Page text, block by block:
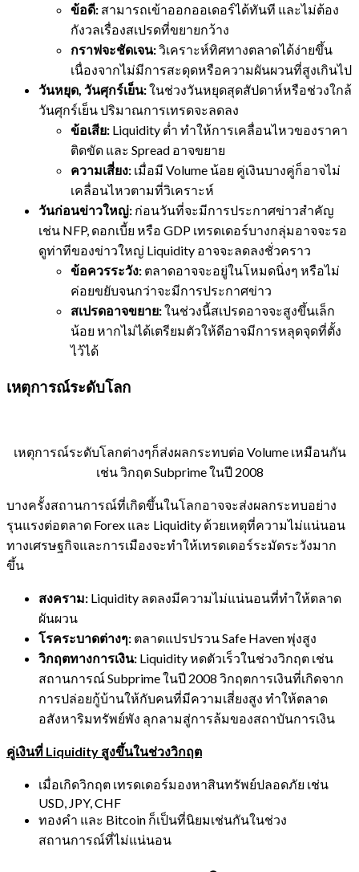
ข้อดี: สามารถเข้าออกออเดอร์ได้ทันที และไม่ต้อง
กังวลเรื่องสเปรดที่ขยายกว้าง
กราฟจะชัดเจน:วิเคราะห์ทิศทางตลาดได้ง่ายขึ้น
เนื่องจากไม่มีการสะดุดหรือความผันผวนที่สูงเกินไป
วันหยุด, วันศุกร์เย็น:ในช่วงวันหยุดสุดสัปดาห์หรือช่วงใกล้
วันศุกร์เย็น ปริมาณการเทรดจะลดลง
ข้อเสีย: Liquidity ต่ำ ทำให้การเคลื่อนไหวของราคา
ติดขัด และ Spread อาจขยาย
ความเสี่ยง: เมื่อมี Volume น้อย คู่เงินบางคู่ก็อาจไม่
เคลื่อนไหวตามที่วิเคราะห์
วันก่อนข่าวใหญ่: ก่อนวันที่จะมีการประกาศข่าวสำคัญ
เช่น NFP, ดอกเบี้ย หรือ GDP เทรดเดอร์บางกลุ่มอาจจะรอ
ดูท่าทีของข่าวใหญ่ Liquidity อาจจะลดลงชั่วคราว
ข้อควรระวัง: ตลาดอาจจะอยู่ในโหมดนิ่งๆ หรือไม่
ค่อยขยับจนกว่าจะมีการประกาศข่าว
สเปรดอาจขยาย:ในช่วงนี้สเปรดอาจจะสูงขึ้นเล็ก
น้อย หากไม่ได้เตรียมตัวให้ดีอาจมีการหลุดจุดที่ตั้ง
ไว้ได้
เหตุการณ์ระดับโลก
เหตุการณ์ระดับโลกต่างๆก็ส่งผลกระทบต่อ Volume เหมือนกัน
เช่น วิกฤต Subprime ในปี 2008
บางครั้งสถานการณ์ที่เกิดขึ้นในโลกอาจจะส่งผลกระทบอย่าง
รุนแรงต่อตลาด Forex และ Liquidity ด้วยเหตุที่ความไม่แน่นอน
ทางเศรษฐกิจและการเมืองจะทำให้เทรดเดอร์ระมัดระวังมาก
ขึ้น
สงคราม: Liquidity ลดลงมีความไม่แน่นอนที่ทำให้ตลาด
ผันผวน
โรคระบาดต่างๆ: ตลาดแปรปรวน Safe Haven พุ่งสูง
วิกฤตทางการเงิน: Liquidity หดตัวเร็วในช่วงวิกฤต เช่น
สถานการณ์ Subprime ในปี 2008 วิกฤตการเงินที่เกิดจาก
การปล่อยกู้บ้านให้กับคนที่มีความเสี่ยงสูง ทำให้ตลาด
อสังหาริมทรัพย์พัง ลุกลามสู่การล้มของสถาบันการเงิน
คู่เงินที่ Liquidity สูงขึ้นในช่วงวิกฤต
เมื่อเกิดวิกฤต เทรดเดอร์มองหาสินทรัพย์ปลอดภัย เช่น
USD, JPY, CHF
ทองคำ และ Bitcoin ก็เป็นที่นิยมเช่นกันในช่วง
สถานการณ์ที่ไม่แน่นอน